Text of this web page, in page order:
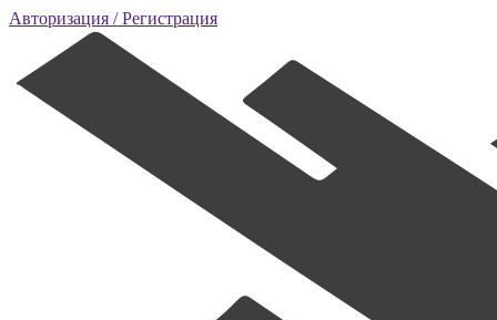
Авторизация / Регистрация